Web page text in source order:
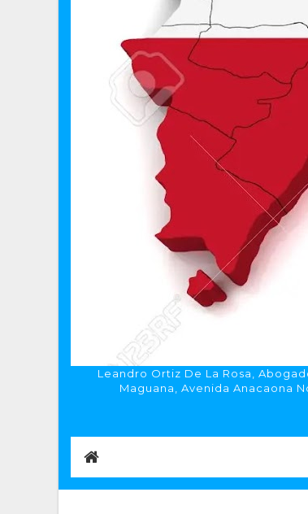
Leandro Ortiz De La Rosa,
Maguana, Avenida Anacaona